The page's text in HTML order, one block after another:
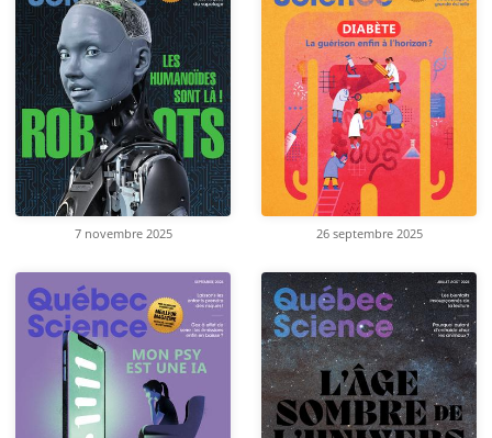
7 novembre 2025 26 septembre 2025